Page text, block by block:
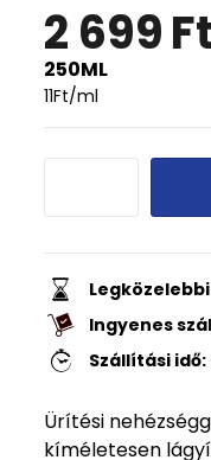
2 699Ft
250ML
11Ft/ml
Ingyenes
Szállítási idő:
Ürítési
kíméletesen